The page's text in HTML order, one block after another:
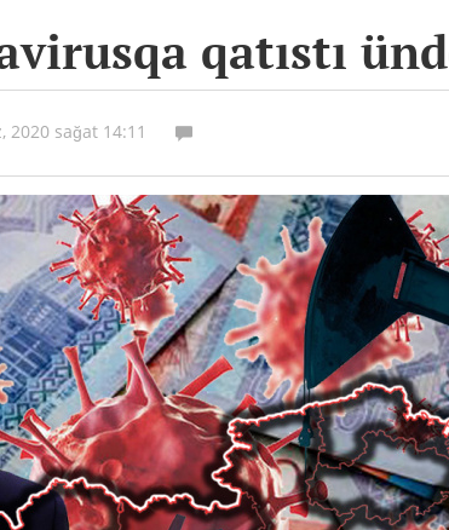
qatıstı
2020 sağat 14:11